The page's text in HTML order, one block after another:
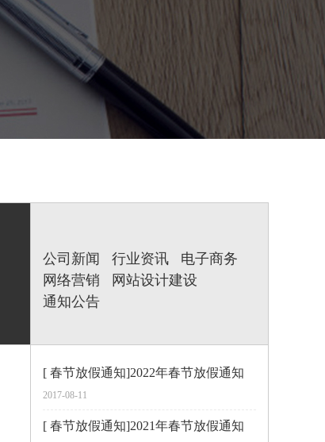
公司新闻 行业资讯
电子商务
网络营销
网站设计建设
通知公告
[ 春节放假通知]2022年春节放假通知
2017-08-11
[ 春节放假通知]2021年春节放假通知